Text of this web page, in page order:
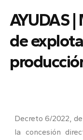
AYUDAS
de
Decreto 6/2022,
la concesión